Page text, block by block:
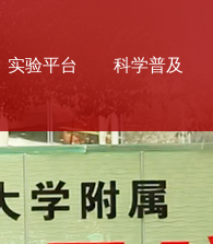
实验平台
中心实验室
科学普及
科普视频